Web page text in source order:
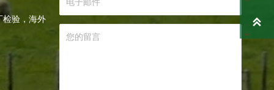
检验，海外 